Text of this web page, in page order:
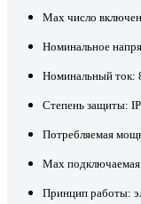
Max число
Номинальное
Номинальный ток:
Степень защиты:
Потребляемая
Max
Принцип работы: